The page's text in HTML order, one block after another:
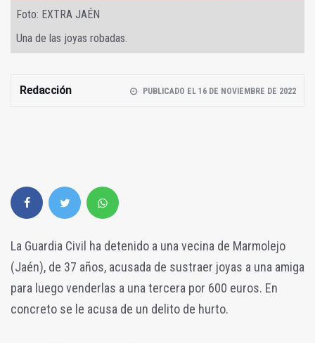
Foto: EXTRA JAÉN
Una de las joyas robadas.
Redacción PUBLICADO EL 16 DE NOVIEMBRE DE 2022
La Guardia Civil ha detenido a una vecina de Marmolejo
(Jaén), de 37 años, acusada de sustraer joyas a una amiga
para luego venderlas a una tercera por 600 euros. En
concreto se le acusa de un delito de hurto.